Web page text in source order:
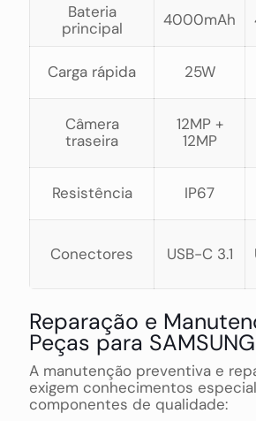
Bateria
principal
4000mAh
Carga rápida 25W
Câmera
traseira
12MP +
12MP
Resistência IP67
Conectores USB-C 3.1
Reparação e
Peças para
A manutenção preventiva e
exigem conhecimentos
componentes de qualidade: